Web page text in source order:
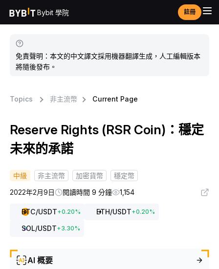
Bybit 學院 註冊
免責聲明：本文的中文譯文採用機器翻譯生成，人工編輯版本
將隨後發布。
Topics 非主流幣 Current Page
Reserve Rights (RSR Coin)：穩定
未來的承諾
中級 非主流幣 加密貨幣
穩定幣
2022年2月9日
閱讀時間 9 分鐘 1,154
BTC/USDT+0.20% ETH/USDT+0.20%
SOL/USDT+3.30%
AI 概要